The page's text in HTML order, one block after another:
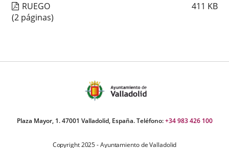
RUEGO 411 KB
(2 páginas)
Plaza Mayor, 1. 47001 Valladolid, España. Teléfono:+34 983 426 100
Copyright 2025 - Ayuntamiento de Valladolid